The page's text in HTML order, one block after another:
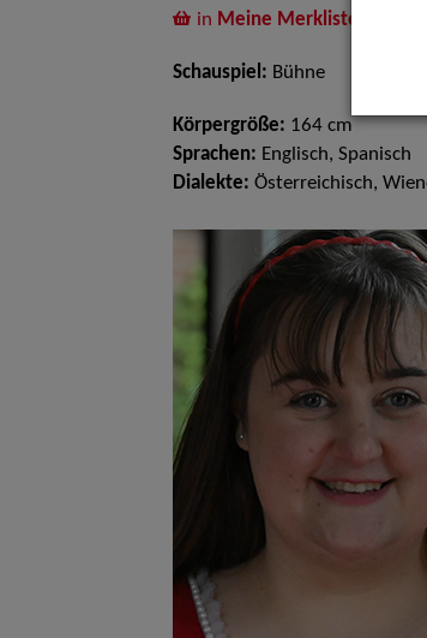
in Meine Merkliste
Schauspiel: Bühne
Körpergröße: 164 cm
Sprachen: Englisch, Spanisch
Dialekte: Österreichisch,